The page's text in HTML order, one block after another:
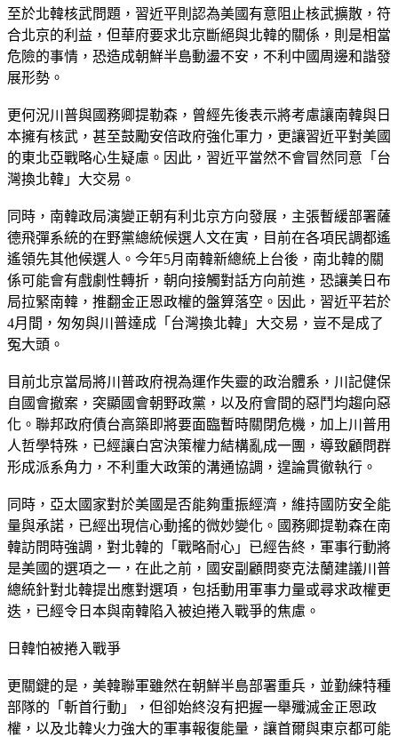
至於北韓核武問題，習近平則認為美國有意阻止核武擴散，符
合北京的利益，但華府要求北京斷絕與北韓的關係，則是相當
危險的事情，恐造成朝鮮半島動盪不安，不利中國周邊和諧發
展形勢。
更何況川普與國務卿提勒森，曾經先後表示將考慮讓南韓與日
本擁有核武，甚至鼓勵安倍政府強化軍力，更讓習近平對美國
的東北亞戰略心生疑慮。因此，習近平當然不會冒然同意「台
灣換北韓」大交易。
同時，南韓政局演變正朝有利北京方向發展，主張暫緩部署薩
德飛彈系統的在野黨總統候選人文在寅，目前在各項民調都遙
遙領先其他候選人。今年5月南韓新總統上台後，南北韓的關
係可能會有戲劇性轉折，朝向接觸對話方向前進，恐讓美日布
局拉緊南韓，推翻金正恩政權的盤算落空。因此，習近平若於
4月間，匆匆與川普達成「台灣換北韓」大交易，豈不是成了
冤大頭。
目前北京當局將川普政府視為運作失靈的政治體系，川記健保
自國會撤案，突顯國會朝野政黨，以及府會間的惡鬥均趨向惡
化。聯邦政府債台高築即將要面臨暫時關閉危機，加上川普用
人哲學特殊，已經讓白宮決策權力結構亂成一團，導致顧問群
形成派系角力，不利重大政策的溝通協調，遑論貫徹執行。
同時，亞太國家對於美國是否能夠重振經濟，維持國防安全能
量與承諾，已經出現信心動搖的微妙變化。國務卿提勒森在南
韓訪問時強調，對北韓的「戰略耐心」已經告終，軍事行動將
是美國的選項之一，在此之前，國安副顧問麥克法蘭建議川普
總統針對北韓提出應對選項，包括動用軍事力量或尋求政權更
迭，已經令日本與南韓陷入被迫捲入戰爭的焦慮。
日韓怕被捲入戰爭
更關鍵的是，美韓聯軍雖然在朝鮮半島部署重兵，並勤練特種
部隊的「斬首行動」，但卻始終沒有把握一舉殲滅金正恩政
權，以及北韓火力強大的軍事報復能量，讓首爾與東京都可能